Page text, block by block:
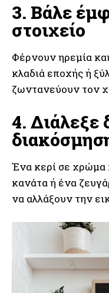
3. Βάλε
στοιχείο
Φέρνουν ηρεμία
κλαδιά εποχής ή
ζωντανεύουν τον
4. Διάλεξε
Ένα κερί σε χρώμα
κανάτα ή ένα
να αλλάξουν την